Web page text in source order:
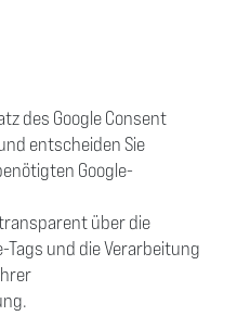
des Google Consent
entscheiden Sie
Google-
über die
Tags und die Verarbeitung